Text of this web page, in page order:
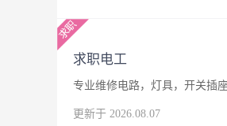
求职电工
专业维修电路，灯具，开关插
更新于 2026.08.07